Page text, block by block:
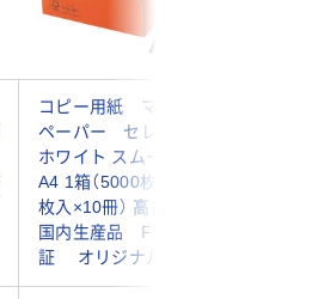
コピー用紙 マルチ
ペーパー セレクト
ホワイト スムース
A4 1箱（5000枚：500
枚入×10冊） 高白色
国内生産品 FSC認
証 オリジナル